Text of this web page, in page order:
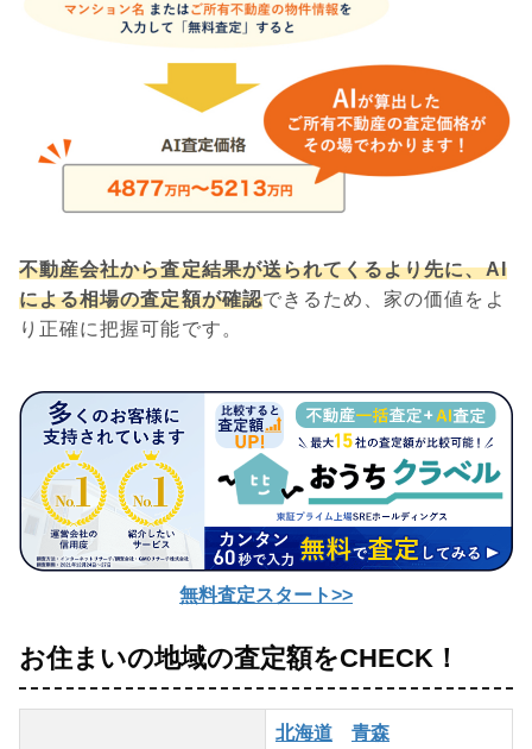
不動産会社から査定結果が送られてくるより先に、AI
による相場の査定額が確認できるため、家の価値をよ
り正確に把握可能です。
無料査定スタート>>
お住まいの地域の査定額をCHECK！
北海道
青森